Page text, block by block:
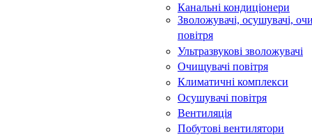
Канальні кондиціонери
Зволожувачі, осушувачі,
повітря
Ультразвукові зволожувачі
Очищувачі повітря
Климатичні комплекси
Осушувачі повітря
Вентиляція
Побутові вентилятори